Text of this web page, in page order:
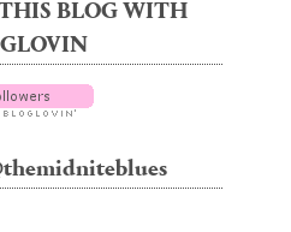
BLOG WITH